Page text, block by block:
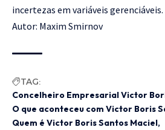
incertezas em variáveis gerenciáveis.
Autor: Maxim Smirnov
TAG:
Concelheiro Empresarial Victor
O que aconteceu com Victor Boris
Quem é Victor Boris Santos Maciel